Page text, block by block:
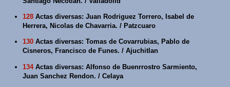
128 Actas diversas: Juan Rodriguez Torrero, Isabel de
Herrera, Nicolas de Chavarria. / Patzcuaro
130 Actas diversas: Tomas de Covarrubias, Pablo de
Cisneros, Francisco de Funes. / Ajuchitlan
134Actas diversas: Alfonso de Buenrrostro Sarmiento,
Juan Sanchez Rendon. / Celaya